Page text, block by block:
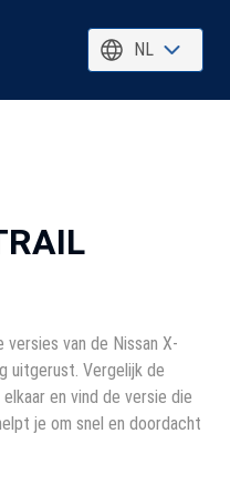
NL
van de Nissan X-
uitgerust. Vergelijk de
en vind de versie die
je om snel en doordacht